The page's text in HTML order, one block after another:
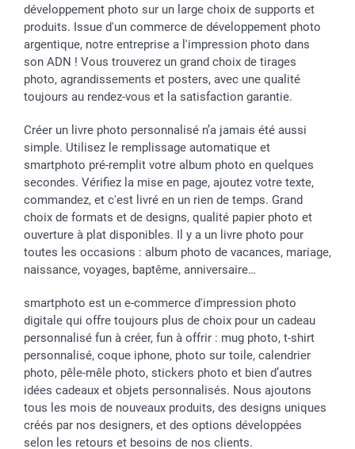
développement photo sur un large choix de supports et
produits. Issue d'un commerce de développement photo
argentique, notre entreprise a l'impression photo dans
son ADN ! Vous trouverez un grand choix de tirages
photo, agrandissements et posters, avec une qualité
toujours au rendez-vous et la satisfaction garantie.
Créer un livre photo personnalisé n’a jamais été aussi
simple. Utilisez le remplissage automatique et
smartphoto pré-remplit votre album photo en quelques
secondes. Vérifiez la mise en page, ajoutez votre texte,
commandez, et c'est livré en un rien de temps. Grand
choix de formats et de designs, qualité papier photo et
ouverture à plat disponibles. Il y a un livre photo pour
toutes les occasions : album photo de vacances, mariage,
naissance, voyages, baptême, anniversaire…
smartphoto est un e-commerce d'impression photo
digitale qui offre toujours plus de choix pour un cadeau
personnalisé fun à créer, fun à offrir : mug photo, t-shirt
personnalisé, coque iphone, photo sur toile, calendrier
photo, pêle-mêle photo, stickers photo et bien d’autres
idées cadeaux et objets personnalisés. Nous ajoutons
tous les mois de nouveaux produits, des designs uniques
créés par nos designers, et des options développées
selon les retours et besoins de nos clients.